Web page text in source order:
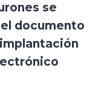
se
documento